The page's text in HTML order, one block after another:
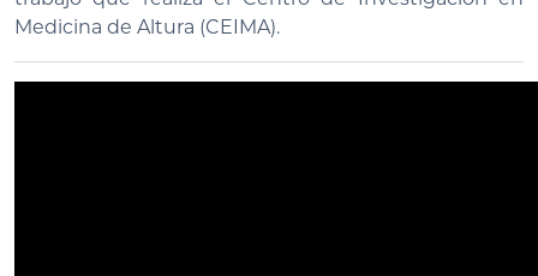
Medicina de Altura (CEIMA).